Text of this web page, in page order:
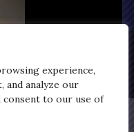
experience,
and analyze our
consent to our use of